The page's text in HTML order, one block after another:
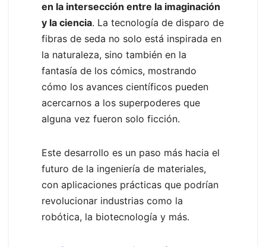
en la intersección entre la imaginación
y la ciencia. La tecnología de disparo de
fibras de seda no solo está inspirada en
la naturaleza, sino también en la
fantasía de los cómics, mostrando
cómo los avances científicos pueden
acercarnos a los superpoderes que
alguna vez fueron solo ficción.
Este desarrollo es un paso más hacia el
futuro de la ingeniería de materiales,
con aplicaciones prácticas que podrían
revolucionar industrias como la
robótica, la biotecnología y más.